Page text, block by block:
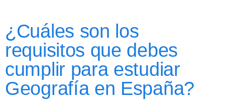
¿Cuáles son los
requisitos que debes
cumplir para estudiar
Geografía en España?